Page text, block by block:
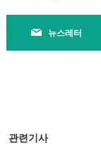
뉴스레터
관련기사